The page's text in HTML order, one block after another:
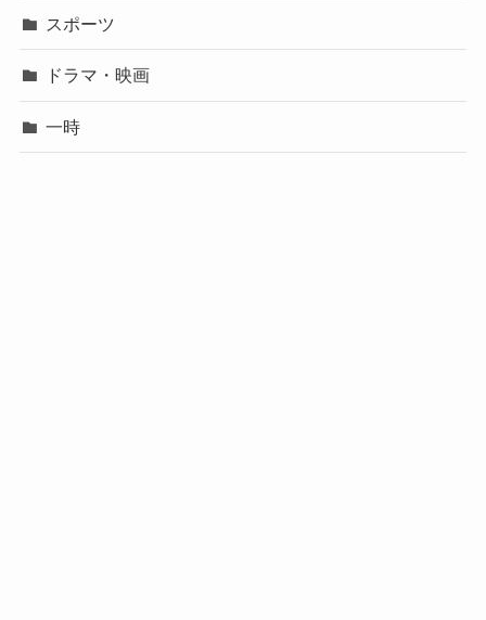
スポーツ
ドラマ・映画
一時